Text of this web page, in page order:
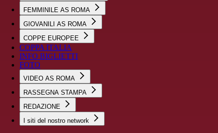
FEMMINILE AS ROMA
GIOVANILI AS ROMA
COPPE EUROPEE
COPPA ITALIA
INFO BIGLIETTI
FOTO
VIDEO AS ROMA
RASSEGNA STAMPA
REDAZIONE
I siti del nostro network